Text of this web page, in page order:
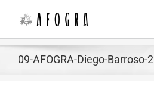
contenido
09-AFOGRA-Diego-Barroso-2